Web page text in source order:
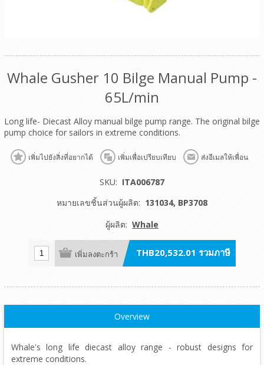
Whale Gusher 10 Bilge Manual Pump -
65L/min
Long life- Diecast Alloy manual bilge pump range. The original bilge
pump choice for sailors in extreme conditions.
เพิ่มไปยังสิ่งที่อยากได้ เพิ่มเพื่อเปรียบเทียบ ส่งอีเมลให้เพื่อน
SKU: ITA006787
หมายเลขชิ้นส่วนผู้ผลิต: 131034, BP3708
ผู้ผลิต: Whale
เพิ่มลงตะกร้า THB20,532.01 รวมภาษี
Overview
Whale's long life diecast alloy range - robust designs for
extreme conditions.